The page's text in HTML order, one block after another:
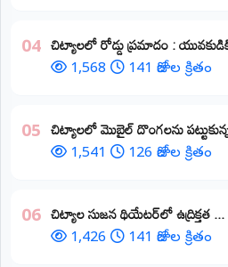
04 చిట్యాలలో రోడ్డు ప్రమాదం :
1,568 141 రోజుల క్రితం
05 చిట్యాలలో మొబైల్ దొంగలను
1,541 126 రోజుల క్రితం
06 చిట్యాల సుజన థియేటర్‌లో ఉద్రిక్తత ...
1,426 141 రోజుల క్రితం